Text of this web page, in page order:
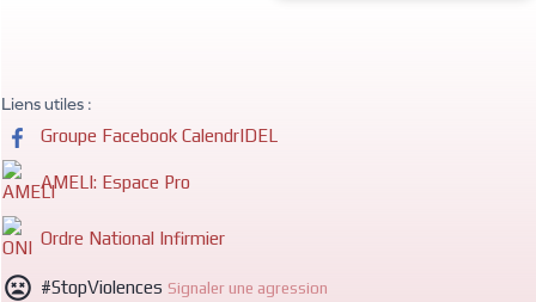
Liens utiles :
Groupe Facebook CalendrIDEL
AMELI: Espace Pro
Ordre National Infirmier
 #StopViolences Signaler une agression